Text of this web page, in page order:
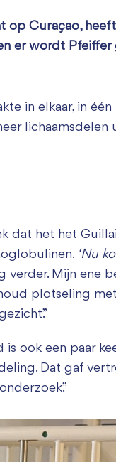
op Curaçao,
er wordt
in elkaar, in één
lichaamsdelen
dat het het
‘Nu
Mijn ene
plotseling
ook een paar
Dat gaf